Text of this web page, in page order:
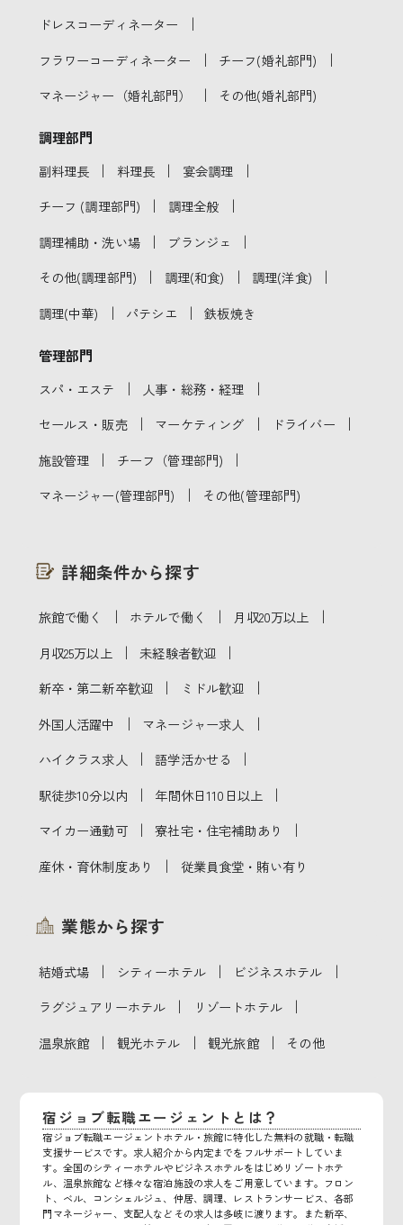
ドレスコーディネーター ｜
フラワーコーディネーター ｜ チーフ(婚礼部門) ｜
マネージャー（婚礼部門） ｜ その他(婚礼部門)
調理部門
副料理長 ｜ 料理長 ｜ 宴会調理 ｜
チーフ (調理部門) ｜ 調理全般 ｜
調理補助・洗い場 ｜ ブランジェ ｜
その他(調理部門) ｜ 調理(和食) ｜ 調理(洋食) ｜
調理(中華) ｜ パテシエ ｜ 鉄板焼き
管理部門
スパ・エステ ｜ 人事・総務・経理 ｜
セールス・販売 ｜ マーケティング ｜ ドライバー ｜
施設管理 ｜ チーフ（管理部門) ｜
マネージャー(管理部門) ｜ その他(管理部門)
詳細条件から探す
旅館で働く ｜ ホテルで働く ｜ 月収20万以上 ｜
月収25万以上 ｜ 未経験者歓迎 ｜
新卒・第二新卒歓迎 ｜ ミドル歓迎 ｜
外国人活躍中 ｜ マネージャー求人 ｜
ハイクラス求人 ｜ 語学活かせる ｜
駅徒歩10分以内 ｜ 年間休日110日以上 ｜
マイカー通勤可 ｜ 寮社宅・住宅補助あり ｜
産休・育休制度あり ｜ 従業員食堂・賄い有り
業態から探す
結婚式場 ｜ シティーホテル ｜ ビジネスホテル ｜
ラグジュアリーホテル ｜ リゾートホテル ｜
温泉旅館 ｜ 観光ホテル ｜ 観光旅館 ｜ その他
宿ジョブ転職エージェントとは？
宿ジョブ転職エージェントホテル・旅館に特化した無料の就職・転職
支援サービスです。求人紹介から内定までをフルサポートしていま
す。全国のシティーホテルやビジネスホテルをはじめリゾートホテ
ル、温泉旅館など様々な宿泊施設の求人をご用意しています。フロン
ト、ベル、コンシェルジュ、仲居、調理、レストランサービス、各部
門マネージャー、支配人などその求人は多岐に渡ります。また新卒、